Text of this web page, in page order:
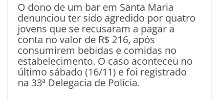
O dono de um bar em Santa Maria
denunciou ter sido agredido por quatro
jovens que se recusaram a pagar a
conta no valor de R$ 216, após
consumirem bebidas e comidas no
estabelecimento. O caso aconteceu no
último sábado (16/11) e foi registrado
na 33ª Delegacia de Polícia.